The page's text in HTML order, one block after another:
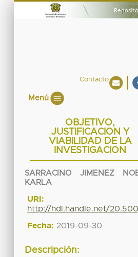
Contacto
Menú
OBJETIVO,
JUSTIFICACION Y
VIABILIDAD DE LA
INVESTIGACION
SARRACINO JIMENEZ
KARLA
URI:
http://hdl.handle.net/
Fecha: 2019-09-30
Descripción: